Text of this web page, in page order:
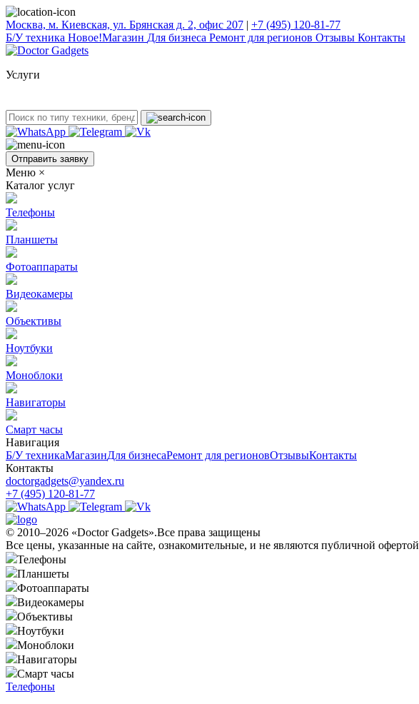
Москва, м. Киевская, ул. Брянская д. 2, офис 207 | +7 (495) 120-81-77
Б/У техникa Новое!Магазин Для бизнеса Ремонт для регионов Отзывы Контакты
Услуги
Отправить заявку
Меню ×
Каталог услуг
Телефоны
Планшеты
Фотоаппараты
Видеокамеры
Объективы
Ноутбуки
Моноблоки
Навигаторы
Смарт часы
Навигация
Б/У техникaМагазинДля бизнесаРемонт для регионовОтзывыКонтакты
Контакты
doctorgadgets@yandex.ru
+7 (495) 120-81-77
© 2010–2026 «Doctor Gadgets».Все права защищены
Все цены, указанные на сайте, ознакомительные, и не являются публичной офертой
Телефоны
Планшеты
Фотоаппараты
Видеокамеры
Объективы
Ноутбуки
Моноблоки
Навигаторы
Смарт часы
Телефоны